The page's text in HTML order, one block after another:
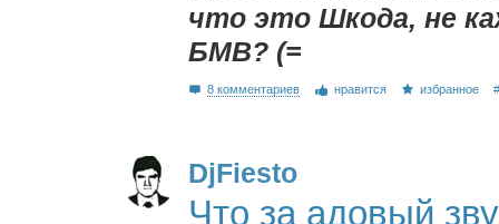
что это Шкода, не
БМВ? (=
8 комментариев нравится избранное
DjFiesto
Что за адовый